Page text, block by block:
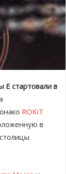
стартовали в
ROKiT
в